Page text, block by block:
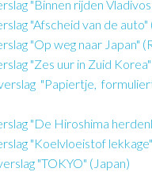
"Binnen rijden
"Afscheid van de auto"
"Op weg naar Japan"
"Zes uur in Zuid
"Papiertje,
"De Hiroshima
"Koelvloeistof
"TOKYO" (Japan)